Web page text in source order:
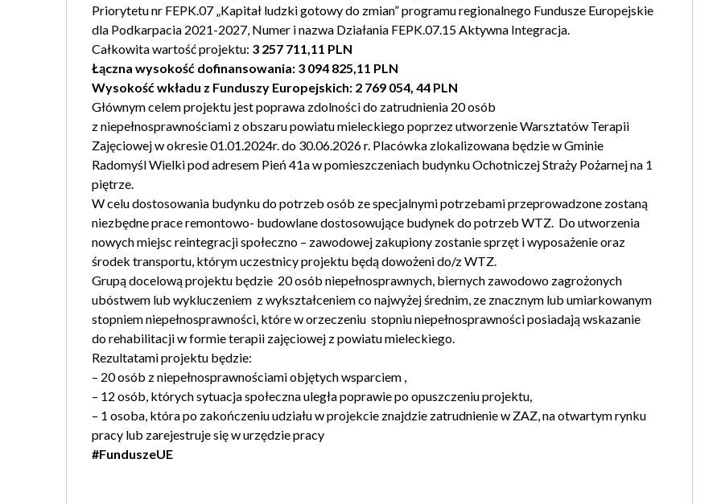
Priorytetu nr FEPK.07 „Kapitał ludzki gotowy do zmian” programu regionalnego Fundusze Europejskie
dla Podkarpacia 2021-2027, Numer i nazwa Działania FEPK.07.15 Aktywna Integracja.
Całkowita wartość projektu: 3 257 711,11 PLN
Łączna wysokość dofinansowania: 3 094 825,11 PLN
Wysokość wkładu z Funduszy Europejskich: 2 769 054, 44 PLN
Głównym celem projektu jest poprawa zdolności do zatrudnienia 20 osób
z niepełnosprawnościami z obszaru powiatu mieleckiego poprzez utworzenie Warsztatów Terapii
Zajęciowej w okresie 01.01.2024r. do 30.06.2026 r. Placówka zlokalizowana będzie w Gminie
Radomyśl Wielki pod adresem Pień 41a w pomieszczeniach budynku Ochotniczej Straży Pożarnej na 1
piętrze.
W celu dostosowania budynku do potrzeb osób ze specjalnymi potrzebami przeprowadzone zostaną
niezbędne prace remontowo- budowlane dostosowujące budynek do potrzeb WTZ. Do utworzenia
nowych miejsc reintegracji społeczno – zawodowej zakupiony zostanie sprzęt i wyposażenie oraz
środek transportu, którym uczestnicy projektu będą dowożeni do/z WTZ.
Grupą docelową projektu będzie 20 osób niepełnosprawnych, biernych zawodowo zagrożonych
ubóstwem lub wykluczeniem z wykształceniem co najwyżej średnim, ze znacznym lub umiarkowanym
stopniem niepełnosprawności, które w orzeczeniu stopniu niepełnosprawności posiadają wskazanie
do rehabilitacji w formie terapii zajęciowej z powiatu mieleckiego.
Rezultatami projektu będzie:
– 20 osób z niepełnosprawnościami objętych wsparciem ,
– 12 osób, których sytuacja społeczna uległa poprawie po opuszczeniu projektu,
– 1 osoba, która po zakończeniu udziału w projekcie znajdzie zatrudnienie w ZAZ, na otwartym rynku
pracy lub zarejestruje się w urzędzie pracy
#FunduszeUE